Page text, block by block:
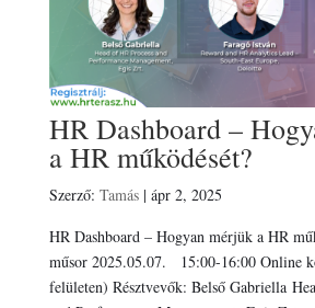
HR Dashboard –
a HR működését?
Szerző: Tamás| ápr 2, 2025
HR Dashboard – Hogyan mérjük a HR
műsor 2025.05.07. 15:00-16:00 Online
felületen) Résztvevők: Belső Gabriella